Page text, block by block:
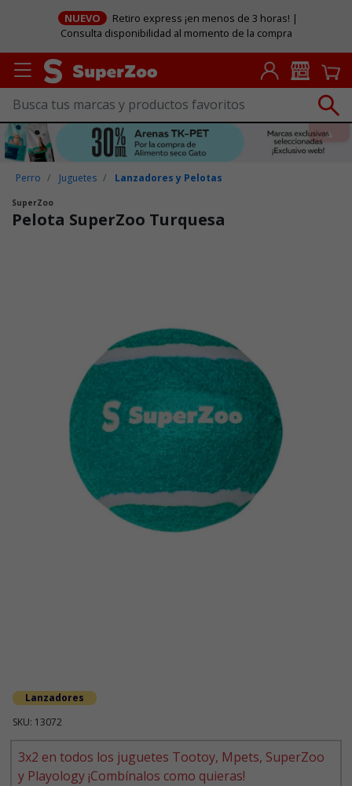
NUEVO
Retiro express ¡en menos de 3 horas! |
Consulta disponibilidad al momento de la compra
Perro Juguetes Lanzadores y Pelotas
SuperZoo
Pelota SuperZoo Turquesa
Lanzadores
SKU: 13072
3x2 en todos los juguetes Tootoy, Mpets, SuperZoo
y Playology ¡Combínalos como quieras!